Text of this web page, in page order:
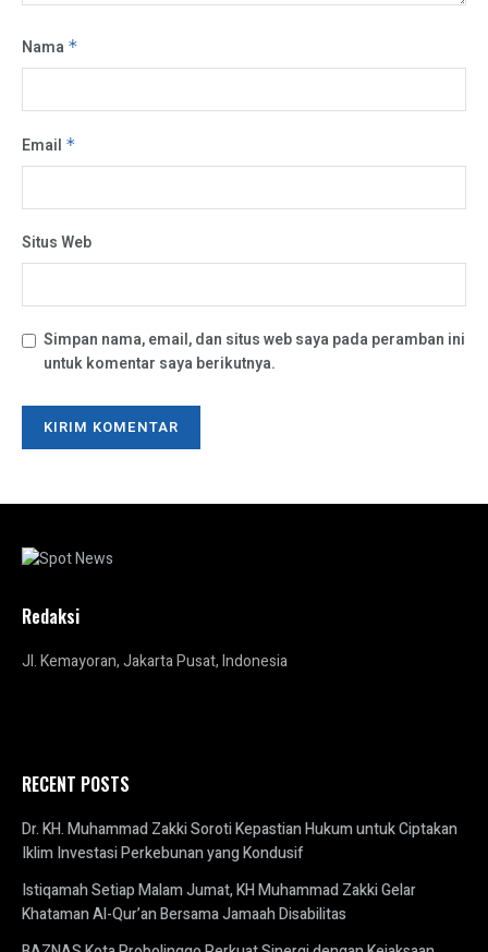
Nama *
Email *
Situs Web
Simpan nama, email, dan situs web saya pada peramban ini
untuk komentar saya berikutnya.
Redaksi
Jl. Kemayoran, Jakarta Pusat, Indonesia
RECENT POSTS
Dr. KH. Muhammad Zakki Soroti Kepastian Hukum untuk Ciptakan
Iklim Investasi Perkebunan yang Kondusif
Istiqamah Setiap Malam Jumat, KH Muhammad Zakki Gelar
Khataman Al-Qur’an Bersama Jamaah Disabilitas